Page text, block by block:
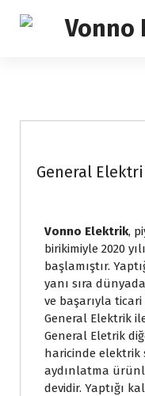
General
Vonno Elektrik,
birikimiyle 2020
başlamıştır.
yanı sıra
ve başarıyla
General Elektrik
General Eletrik
haricinde elektrik
aydınlatma
devidir. Yaptığı